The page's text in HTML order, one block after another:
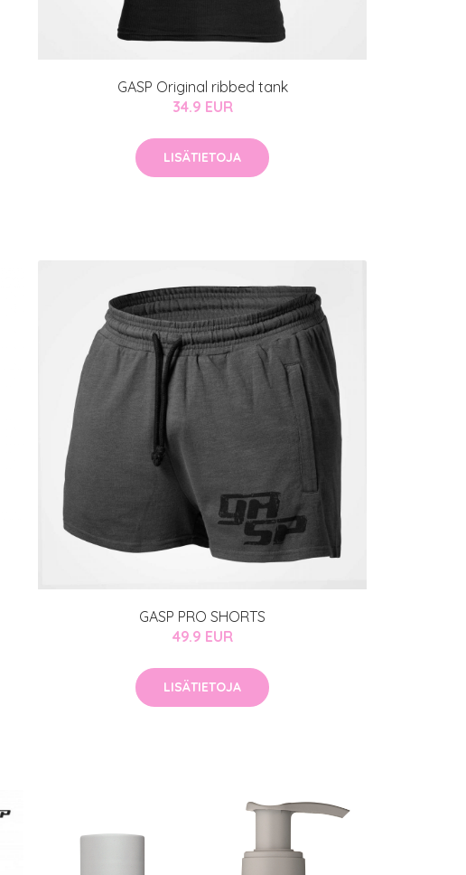
GASP Original ribbed tank
34.9 EUR
LISÄTIETOJA
GASP PRO SHORTS
49.9 EUR
LISÄTIETOJA